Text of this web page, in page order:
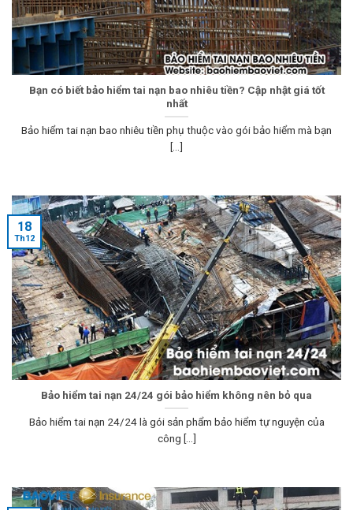
Bạn có biết bảo hiểm tai nạn bao nhiêu tiền? Cập nhật giá tốt
nhất
Bảo hiểm tai nạn bao nhiêu tiền phụ thuộc vào gói bảo hiểm mà bạn
[...]
Bảo hiểm tai nạn 24/24 gói bảo hiểm không nên bỏ qua
Bảo hiểm tai nạn 24/24 là gói sản phẩm bảo hiểm tự nguyện của
công [...]
18
Th12